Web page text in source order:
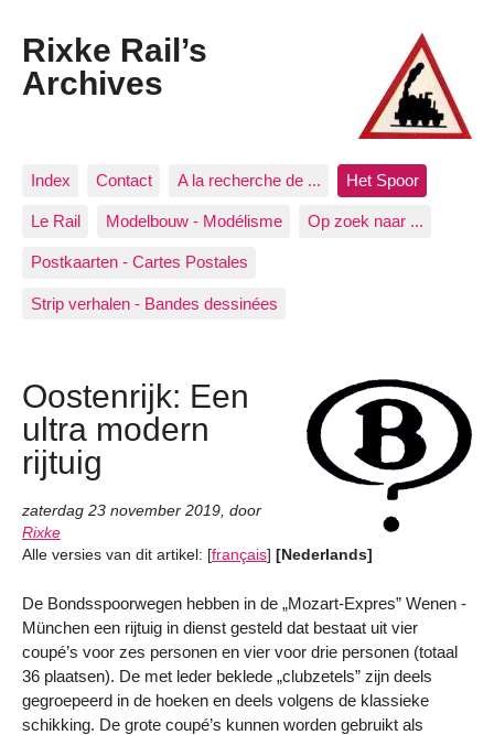
Rixke Rail’s
Archives
Index Contact A la recherche de ... Het Spoor
Le Rail Modelbouw - Modélisme Op zoek naar ...
Postkaarten - Cartes Postales
Strip verhalen - Bandes dessinées
Oostenrijk: Een
ultra modern
rijtuig
zaterdag 23 november 2019, door
Rixke
Alle versies van dit artikel: [français] [Nederlands]
De Bondsspoorwegen hebben in de „Mozart-Expres” Wenen -
München een rijtuig in dienst gesteld dat bestaat uit vier
coupé’s voor zes personen en vier voor drie personen (totaal
36 plaatsen). De met leder beklede „clubzetels” zijn deels
gegroepeerd in de hoeken en deels volgens de klassieke
schikking. De grote coupé’s kunnen worden gebruikt als